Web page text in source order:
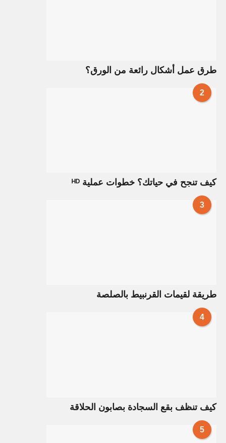
طرق عمل أشكال رائعة من الورق؟
2
كيف تنجح في حياتك؟ خطوات عملية ᴴᴰ
3
طريقة لقيمات القرنبيط بالصلصة
4
كيف تنظف بقع السجادة بصابون الحلاقة
5